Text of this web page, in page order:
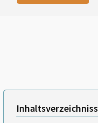
Inhaltsverzeichniss